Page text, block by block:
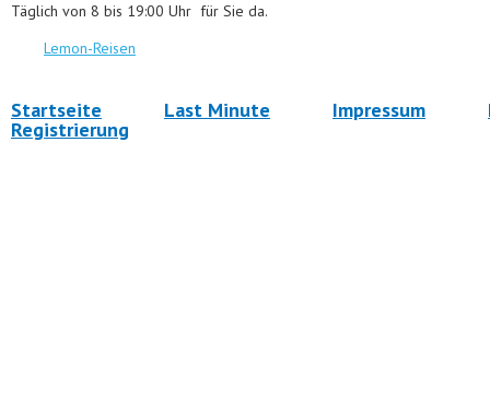
Täglich von 8 bis 19:00 Uhr für Sie da.
Lemon-Reisen
Startseite Last Minute Impressum
Registrierung